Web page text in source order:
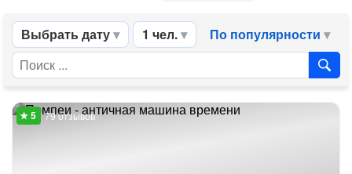
Выбрать дату 1 чел. По популярности
79 отзывов